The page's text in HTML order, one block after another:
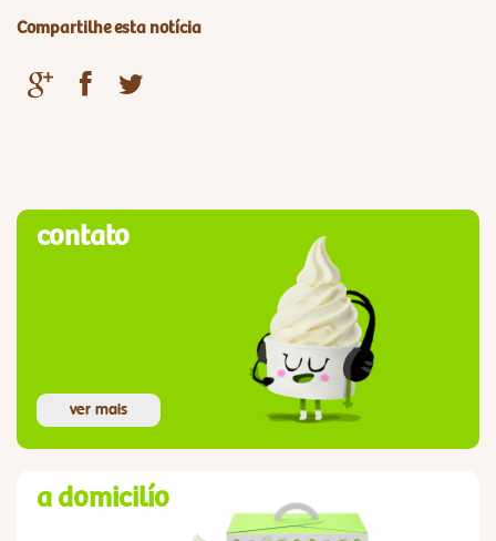
Compartilhe esta notícia
contato
ver mais
a domicilío